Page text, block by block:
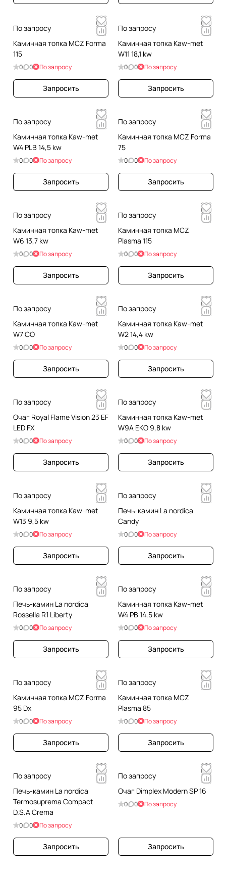
По запросу
Каминная топка MCZ Forma
115
0 0 По запросу
Запросить
По запросу
Каминная топка Kaw-met
W11 18,1 kw
0 0 По запросу
Запросить
По запросу
Каминная топка Kaw-met
W4 PLB 14,5 kw
0 0 По запросу
Запросить
По запросу
Каминная топка MCZ Forma
75
0 0 По запросу
Запросить
По запросу
Каминная топка Kaw-met
W6 13,7 kw
0 0 По запросу
Запросить
По запросу
Каминная топка MCZ
Plasma 115
0 0 По запросу
Запросить
По запросу
Каминная топка Kaw-met
W7 CO
0 0 По запросу
Запросить
По запросу
Каминная топка Kaw-met
W2 14,4 kw
0 0 По запросу
Запросить
По запросу
Очаг Royal Flame Vision 23 EF
LED FX
0 0 По запросу
Запросить
По запросу
Каминная топка Kaw-met
W9A EKO 9,8 kw
0 0 По запросу
Запросить
По запросу
Каминная топка Kaw-met
W13 9,5 kw
0 0 По запросу
Запросить
По запросу
Печь-камин La nordica
Candy
0 0 По запросу
Запросить
По запросу
Печь-камин La nordica
Rossella R1 Liberty
0 0 По запросу
Запросить
По запросу
Каминная топка Kaw-met
W4 PB 14,5 kw
0 0 По запросу
Запросить
По запросу
Каминная топка MCZ Forma
95 Dx
0 0 По запросу
Запросить
По запросу
Каминная топка MCZ
Plasma 85
0 0 По запросу
Запросить
По запросу
Печь-камин La nordica
Termosuprema Compact
D.S.A Crema
0 0 По запросу
Запросить
По запросу
Очаг Dimplex Modern SP 16
0 0 По запросу
Запросить